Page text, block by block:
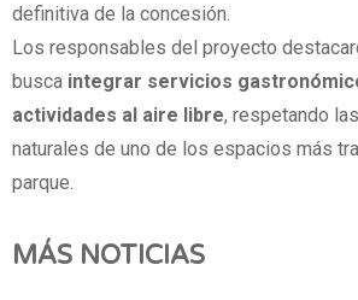
definitiva de la concesión.
Los responsables del proyecto
busca integrar servicios
actividades al aire libre, respetando
naturales de uno de los espacios más
parque.
MÁS NOTICIAS